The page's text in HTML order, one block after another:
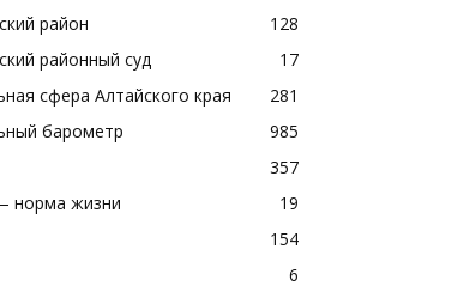
район
128
районный суд
17
сфера Алтайского края
281
барометр
985
357
норма жизни
19
154
6